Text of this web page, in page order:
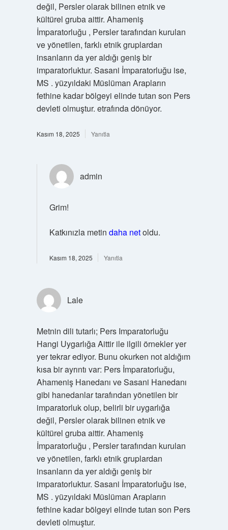
değil, Persler olarak bilinen etnik ve
kültürel gruba aittir. Ahameniş
İmparatorluğu , Persler tarafından kurulan
ve yönetilen, farklı etnik gruplardan
insanların da yer aldığı geniş bir
imparatorluktur. Sasani İmparatorluğu ise,
MS . yüzyıldaki Müslüman Arapların
fethine kadar bölgeyi elinde tutan son Pers
devleti olmuştur. etrafında dönüyor.
Kasım 18, 2025 Yanıtla
admin
Grim!
Katkınızla metin daha netoldu.
Kasım 18, 2025 Yanıtla
Lale
Metnin dili tutarlı; Pers Imparatorluğu
Hangi Uygarlığa Aittir ile ilgili örnekler yer
yer tekrar ediyor. Bunu okurken not aldığım
kısa bir ayrıntı var: Pers İmparatorluğu,
Ahameniş Hanedanı ve Sasani Hanedanı
gibi hanedanlar tarafından yönetilen bir
imparatorluk olup, belirli bir uygarlığa
değil, Persler olarak bilinen etnik ve
kültürel gruba aittir. Ahameniş
İmparatorluğu , Persler tarafından kurulan
ve yönetilen, farklı etnik gruplardan
insanların da yer aldığı geniş bir
imparatorluktur. Sasani İmparatorluğu ise,
MS . yüzyıldaki Müslüman Arapların
fethine kadar bölgeyi elinde tutan son Pers
devleti olmuştur.